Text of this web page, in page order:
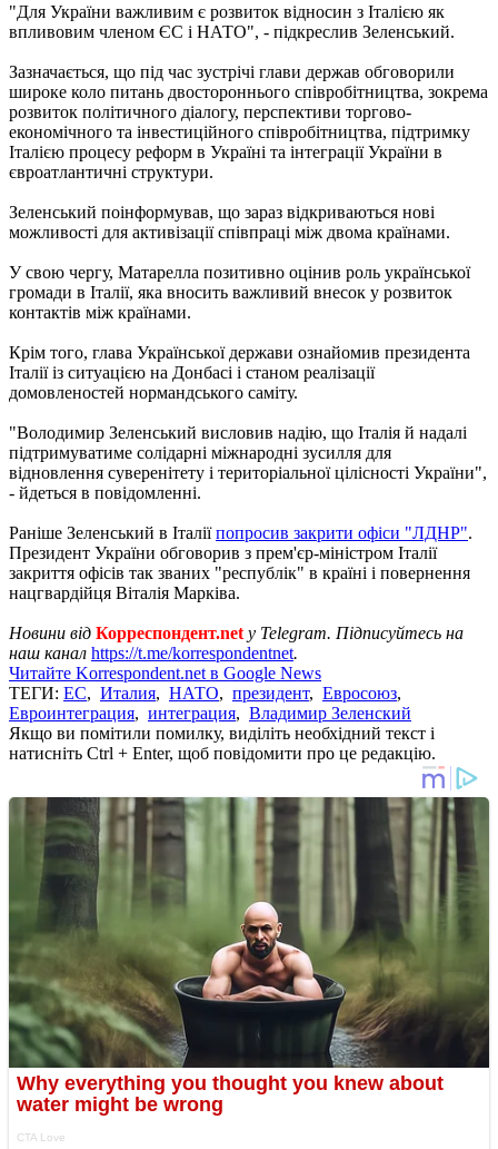
"Для України важливим є розвиток відносин з Італією як
впливовим членом ЄС і НАТО", - підкреслив Зеленський.
Зазначається, що під час зустрічі глави держав обговорили
широке коло питань двостороннього співробітництва, зокрема
розвиток політичного діалогу, перспективи торгово-
економічного та інвестиційного співробітництва, підтримку
Італією процесу реформ в Україні та інтеграції України в
євроатлантичні структури.
Зеленський поінформував, що зараз відкриваються нові
можливості для активізації співпраці між двома країнами.
У свою чергу, Матарелла позитивно оцінив роль української
громади в Італії, яка вносить важливий внесок у розвиток
контактів між країнами.
Крім того, глава Української держави ознайомив президента
Італії із ситуацією на Донбасі і станом реалізації
домовленостей нормандського саміту.
"Володимир Зеленський висловив надію, що Італія й надалі
підтримуватиме солідарні міжнародні зусилля для
відновлення суверенітету і територіальної цілісності України",
- йдеться в повідомленні.
Раніше Зеленський в Італіїпопросив закрити офіси "ЛДНР".
Президент України обговорив з прем'єр-міністром Італії
закриття офісів так званих "республік" в країні і повернення
нацгвардійця Віталія Марківа.
Новини від Корреспондент.net у Telegram. Підписуйтесь на
наш канал https://t.me/korrespondentnet.
Читайте Korrespondent.net в Google News
ТЕГИ: ЕС, Италия, НАТО, президент, Евросоюз,
Евроинтеграция, интеграция, Владимир Зеленский
Якщо ви помітили помилку, виділіть необхідний текст і
натисніть Ctrl + Enter, щоб повідомити про це редакцію.